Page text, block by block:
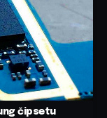
čipsetu